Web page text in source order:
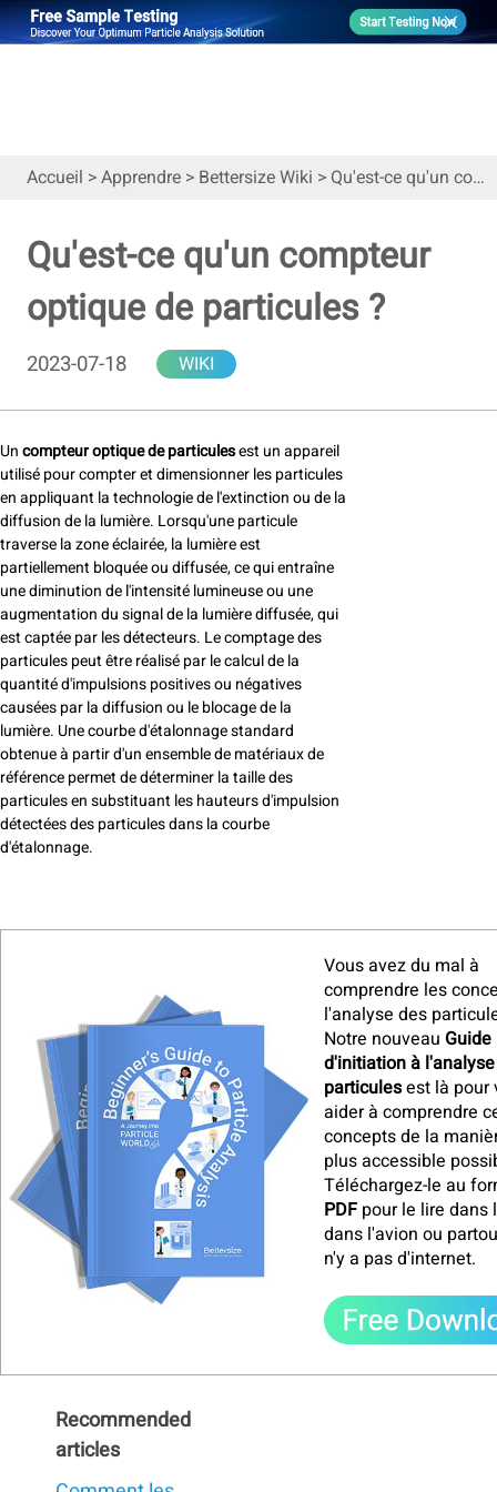
Accueil >Apprendre > Bettersize Wiki > Qu'est-ce qu'un compteur optique de particules ?
Qu'est-ce qu'un compteur
optique de particules ?
2023-07-18 WIKI
Uncompteur optique de particulesest un appareil
utilisé pour compter et dimensionner les particules
en appliquant la technologie de l'extinction ou de la
diffusion de la lumière. Lorsqu'une particule
traverse la zone éclairée, la lumière est
partiellement bloquée ou diffusée, ce qui entraîne
une diminution de l'intensité lumineuse ou une
augmentation du signal de la lumière diffusée, qui
est captée par les détecteurs. Le comptage des
particules peut être réalisé par le calcul de la
quantité d'impulsions positives ou négatives
causées par la diffusion ou le blocage de la
lumière. Une courbe d'étalonnage standard
obtenue à partir d'un ensemble de matériaux de
référence permet de déterminer la taille des
particules en substituant les hauteurs d'impulsion
détectées des particules dans la courbe
d'étalonnage.
Vous avez du mal à
comprendre les
l'analyse des
Notre nouveau Guide
d'initiation à
particulesest là pour
aider à comprendre
concepts de la
plus accessible
Téléchargez-le au
PDF pour le lire dans
dans l'avion ou
n'y a pas d'internet.
Recommended
articles